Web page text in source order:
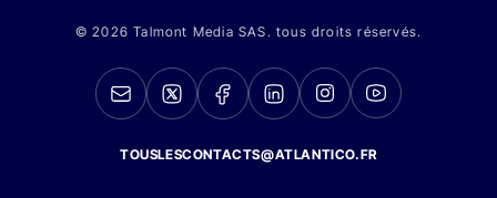
© 2026 Talmont Media SAS. tous droits réservés.
TOUSLESCONTACTS@ATLANTICO.FR